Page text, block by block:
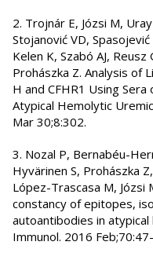
2. Trojnár E, Józsi M,
Stojanović VD,
Kelen K, Szabó AJ, Reusz
Prohászka Z. Analysis of
H and CFHR1 Using
Atypical Hemolytic
Mar 30;8:302.
3. Nozal P, Bernabéu-
Hyvärinen S, Prohászka
López-Trascasa M,
constancy of epitopes,
autoantibodies in
Immunol. 2016